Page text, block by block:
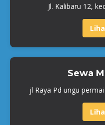
Jl. Kalibaru 12,
Sewa
jl Raya Pd ungu